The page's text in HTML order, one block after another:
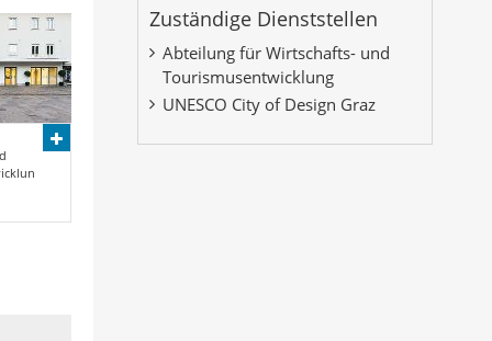
Zuständige Dienststellen
Abteilung für Wirtschafts- und
Tourismusentwicklung
UNESCO City of Design Graz